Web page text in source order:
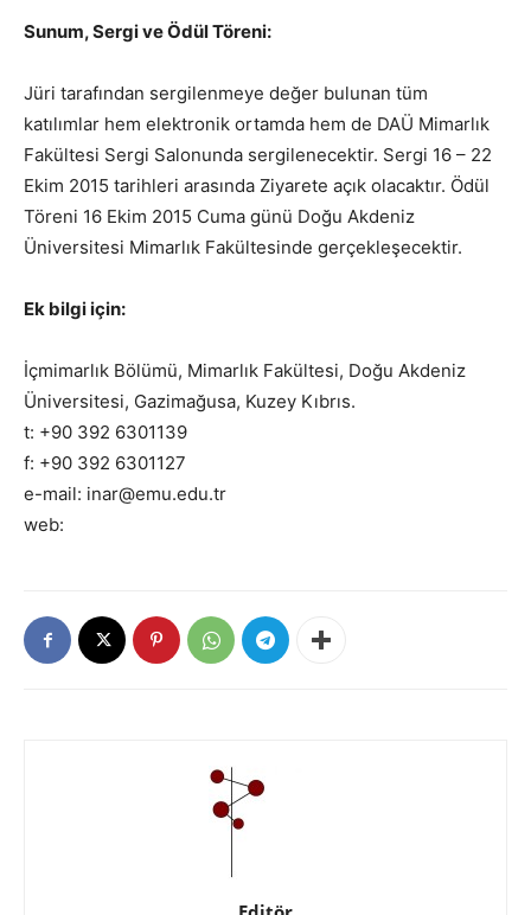
Sunum, Sergi ve Ödül Töreni:
Jüri tarafından sergilenmeye değer bulunan tüm
katılımlar hem elektronik ortamda hem de DAÜ Mimarlık
Fakültesi Sergi Salonunda sergilenecektir. Sergi 16 – 22
Ekim 2015 tarihleri arasında Ziyarete açık olacaktır. Ödül
Töreni 16 Ekim 2015 Cuma günü Doğu Akdeniz
Üniversitesi Mimarlık Fakültesinde gerçekleşecektir.
Ek bilgi için:
İçmimarlık Bölümü, Mimarlık Fakültesi, Doğu Akdeniz
Üniversitesi, Gazimağusa, Kuzey Kıbrıs.
t: +90 392 6301139
f: +90 392 6301127
e-mail: inar@emu.edu.tr
web: